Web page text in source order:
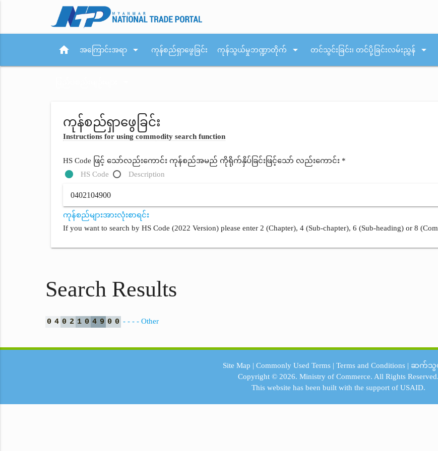
home အကြောင်းအရာ arrow_drop_down ကုန်စည်ရှာဖွေခြင်း ကုန်သွယ်မှုဘဏ္ဍာတိုက် arrow_drop_down တင်သွင်းခြင်း၊ တင်ပို့ခြင်းလမ်းညွှန် arrow_drop_down
ကုန်စည်ရှာဖွေခြင်း
Instructions for using commodity search function
HS Code ဖြင့် သော်လည်းကောင်း ကုန်စည်အမည် ကိုရိုက်နှိပ်ခြင်းဖြင့်သော် လည်းကောင်း *
HS Code
Description
ကုန်စည်များအားလုံးစာရင်း
If you want to search by HS Code (2022 Version) please enter 2 (Chapter), 4 (Sub-chapter), 6 (Sub-heading) or 8
Search Results
0 4 0 2 1 0 4 9 0 0 - - - - Other
Site Map | Commonly Used Terms| Terms and Conditions| ဆက်သွ
Copyright © 2026.Ministry of Commerce. All Rights Reserved.
This website has been built with the support ofUSAID.